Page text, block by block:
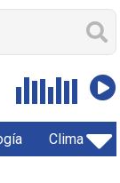
Clima